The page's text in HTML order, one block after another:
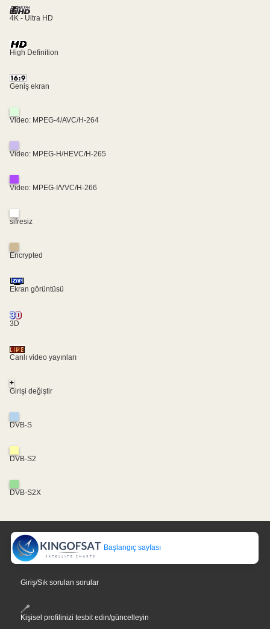
4K - Ultra HD
High Definition
Geniş ekran
Video: MPEG-4/AVC/H-264
Video: MPEG-H/HEVC/H-265
Video: MPEG-I/VVC/H-266
sifresiz
Encrypted
Ekran görüntüsü
3D
Canlı video yayınları
+
Girişi değiştir
DVB-S
DVB-S2
DVB-S2X
Başlangıç sayfası
Giriş/Sık sorulan sorular
Kişisel profilinizi tesbit edin/güncelleyin